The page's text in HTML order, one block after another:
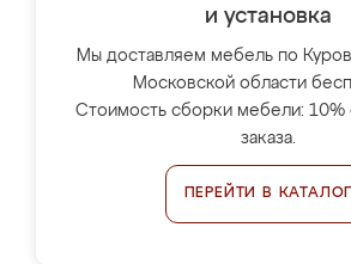
и установка
Мы доставляем мебель по
Московской области
Стоимость сборки мебели: 10%
заказа.
ПЕРЕЙТИ В КАТАЛОГ